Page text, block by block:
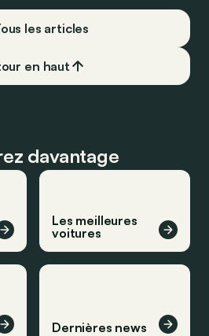
les articles
en haut
davantage
Les meilleures
voitures
Dernières news